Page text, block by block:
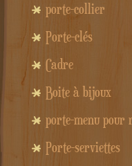
porte-collier
Porte-clés
Cadre
Boite à bijoux
porte-menu pour
Porte-serviettes